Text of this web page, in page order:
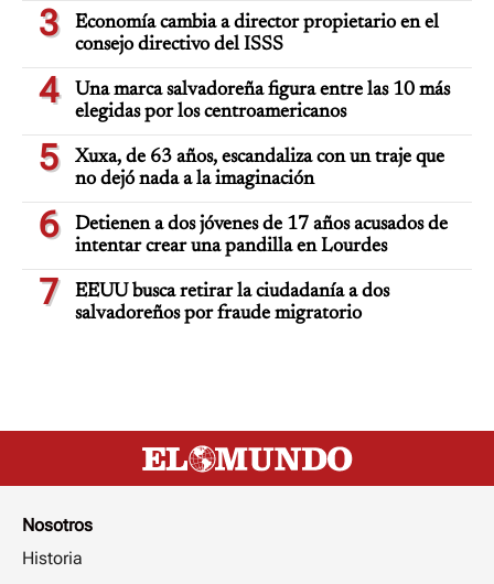
3
Economía cambia a director propietario en el
consejo directivo del ISSS
4
Una marca salvadoreña figura entre las 10 más
elegidas por los centroamericanos
5
Xuxa, de 63 años, escandaliza con un traje que
no dejó nada a la imaginación
6
Detienen a dos jóvenes de 17 años acusados de
intentar crear una pandilla en Lourdes
7
EEUU busca retirar la ciudadanía a dos
salvadoreños por fraude migratorio
Nosotros
Historia